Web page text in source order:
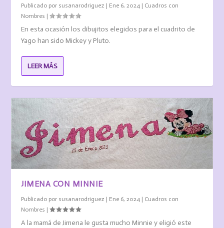
Publicado por susanarodriguez | Ene 6, 2024 | Cuadros con
Nombres |
En esta ocasión los dibujitos elegidos para el cuadrito de
Yago han sido Mickey y Pluto.
LEER MÁS
JIMENA CON MINNIE
Publicado por susanarodriguez | Ene 6, 2024 | Cuadros con
Nombres |
A la mamá de Jimena le gusta mucho Minnie y eligió este